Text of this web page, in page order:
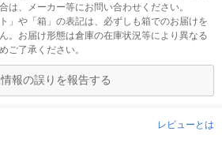
は、メーカー等にお問い合わせください。
」や「箱」の表記は、必ずしも箱でのお届けを
。お届け形態は倉庫の在庫状況等により異なる
ご了承ください。
報の誤りを報告する
レビューとは